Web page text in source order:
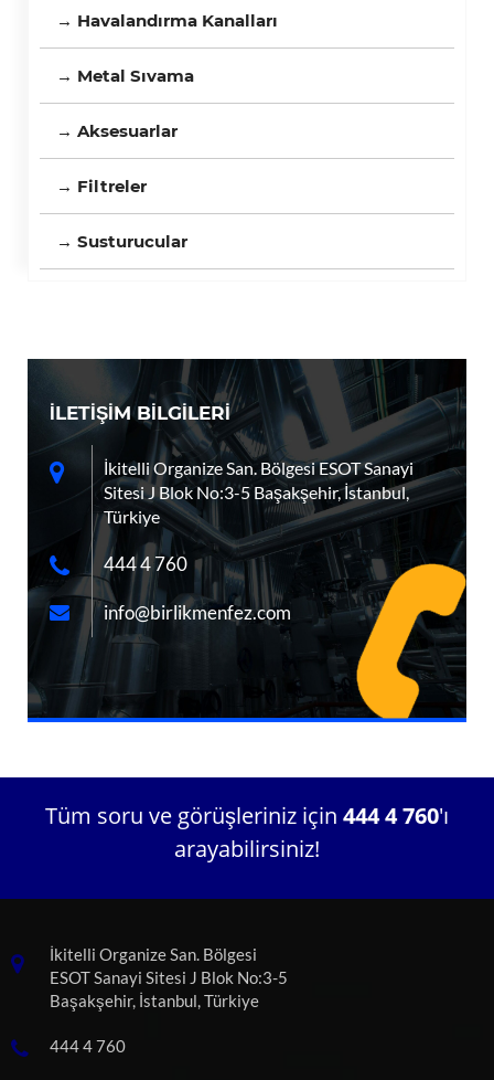
→ Havalandırma Kanalları
→ Metal Sıvama
→ Aksesuarlar
→ Filtreler
→ Susturucular
İLETİŞİM BİLGİLERİ
İkitelli Organize San. Bölgesi ESOT Sanayi
Sitesi J Blok No:3-5 Başakşehir, İstanbul,
Türkiye
444 4 760
info@birlikmenfez.com
Tüm soru ve görüşleriniz için 444 4 760'ı
arayabilirsiniz!
İkitelli Organize San. Bölgesi
ESOT Sanayi Sitesi J Blok No:3-5
Başakşehir, İstanbul, Türkiye
444 4 760